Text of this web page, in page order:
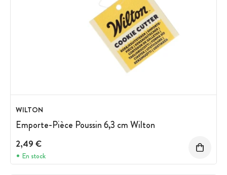
WILTON
Emporte-Pièce Poussin 6,3 cm Wilton
2,49 €
En stock